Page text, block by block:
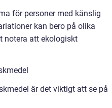
för personer med känslig
kan bero på olika
notera att ekologiskt
är det viktigt att se på